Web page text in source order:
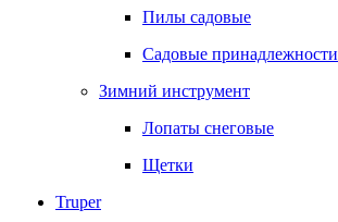
Пилы садовые
Садовые принадлежности
Зимний инструмент
Лопаты снеговые
Щетки
Truper